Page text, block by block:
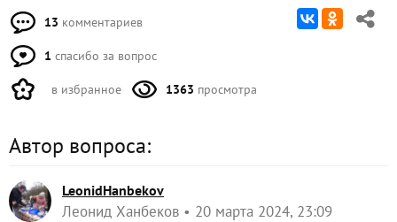
13 комментариев
1 спасибо за вопрос
в избранное 1363 просмотра
Автор вопроса:
LeonidHanbekov
Леонид Ханбеков 20 марта 2024, 23:09